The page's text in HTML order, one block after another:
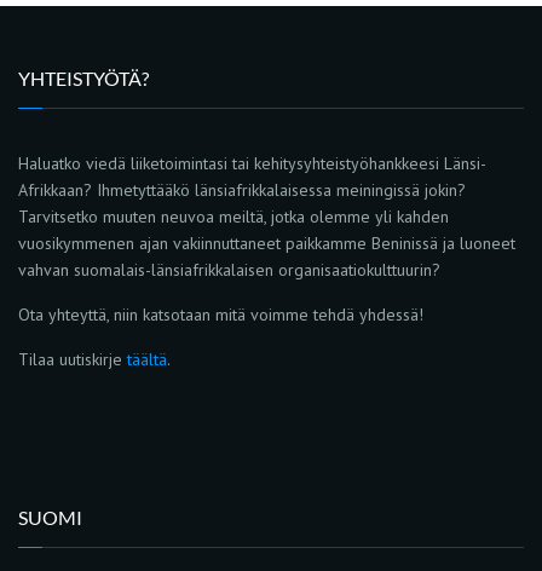
YHTEISTYÖTÄ?
Haluatko viedä liiketoimintasi tai kehitysyhteistyöhankkeesi Länsi-
Afrikkaan? Ihmetyttääkö länsiafrikkalaisessa meiningissä jokin?
Tarvitsetko muuten neuvoa meiltä, jotka olemme yli kahden
vuosikymmenen ajan vakiinnuttaneet paikkamme Beninissä ja luoneet
vahvan suomalais-länsiafrikkalaisen organisaatiokulttuurin?
Ota yhteyttä, niin katsotaan mitä voimme tehdä yhdessä!
Tilaa uutiskirjetäältä.
SUOMI